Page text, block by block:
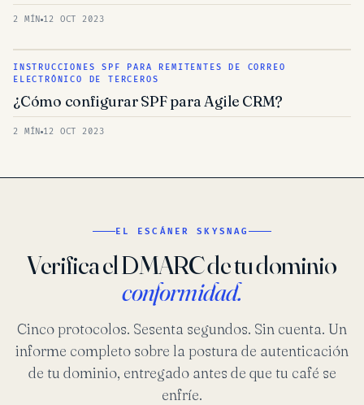
2 MÍN 12 OCT 2023
INSTRUCCIONES SPF PARA REMITENTES DE CORREO
ELECTRÓNICO DE TERCEROS
¿Cómo configurar SPF para Agile CRM?
2 MÍN 12 OCT 2023
EL ESCÁNER SKYSNAG
Verifica el DMARC de tu dominio
conformidad.
Cinco protocolos. Sesenta segundos. Sin cuenta. Un
informe completo sobre la postura de autenticación
de tu dominio, entregado antes de que tu café se
enfríe.